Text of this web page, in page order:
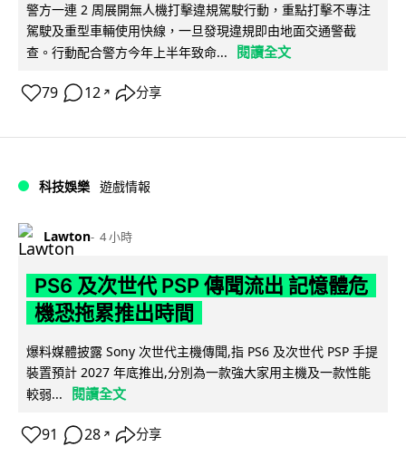
警方一連 2 周展開無人機打擊違規駕駛行動，重點打擊不專注
駕駛及重型車輛使用快線，一旦發現違規即由地面交通警截
查。行動配合警方今年上半年致命...
閱讀全文
79 12 ↗ 分享
科技娛樂 遊戲情報
Lawton 4 小時
PS6 及次世代 PSP 傳聞流出 記憶體危
機恐拖累推出時間
爆料媒體披露 Sony 次世代主機傳聞,指 PS6 及次世代 PSP 手提
裝置預計 2027 年底推出,分別為一款強大家用主機及一款性能
較弱...
閱讀全文
91 28 ↗ 分享